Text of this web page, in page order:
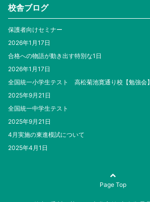
校舎ブログ
保護者向けセミナー
2026年1月17日
合格への物語が動き出す特別な1日
2026年1月17日
全国統一小学生テスト 高松菊池寛通り校【勉強会】
2025年9月21日
全国統一中学生テスト
2025年9月21日
4月実施の東進模試について
2025年4月1日
Page Top